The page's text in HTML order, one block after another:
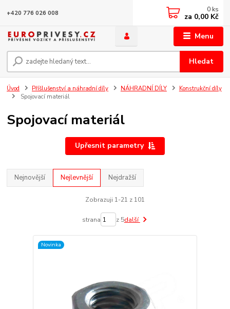
Menu
Hledat
+420 776 026 008 0 ks
za 0,00 Kč
Úvod Příšlušenství a náhradní díly NÁHRADNÍ DÍLY
Konstrukční díly
Spojovací materiál
Spojovací materiál
Upřesnit parametry
Nejnovější Nejlevnější Nejdražší
Zobrazuji 1-21 z 101
strana z 5další
Novinka